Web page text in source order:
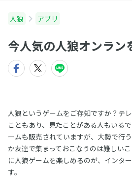
人狼 アプリ
今人気の人狼オンラン
人狼というゲームをご存知ですか？テ
こともあり、見たことがある人もいる
ームも販売されていますが、大勢で行
か友達で集まっておこなうのは難しい
に人狼ゲームを楽しめるのが、インタ
す。